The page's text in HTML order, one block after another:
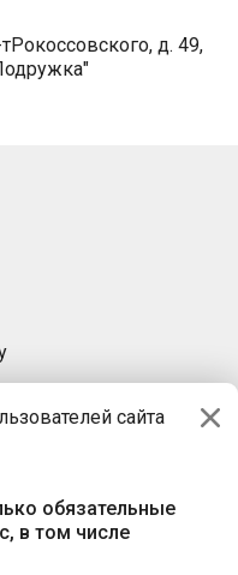
сайта
обязательные
в том числе
д. 49,
БАЙ»
пр-т Независимости